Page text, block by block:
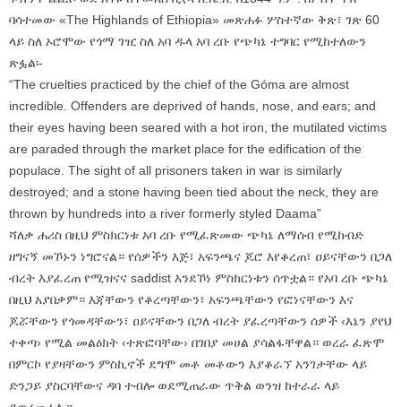
ባሳተመው «The Highlands of Ethiopia» መጽሐፉ ሦስተኛው ቅጽ፣ ገጽ 60
ላይ ስለ ኦሮሞው የጎማ ገዢ ስለ አባ ዱላ አባ ረቡ የጭካኔ ተግባር የሚከተለውን
ጽፏል፡-
“The cruelties practiced by the chief of the Góma are almost
incredible. Offenders are deprived of hands, nose, and ears; and
their eyes having been seared with a hot iron, the mutilated victims
are paraded through the market place for the edification of the
populace. The sight of all prisoners taken in war is similarly
destroyed; and a stone having been tied about the neck, they are
thrown by hundreds into a river formerly styled Daama”
ሻለቃ ሐሪስ በዚህ ምስክርነቱ አባ ረቡ የሚፈጽመው ጭካኔ ለማሰብ የሚከብድ
ዘግናኝ መኾኑን ነግሮናል። የሰዎችን እጅ፣ አፍንጫና ጆሮ እየቆረጠ፣ ዐይናቸውን በጋለ
ብረት እያፈረጠ የሚዝናና saddist እንደኾነ ምስክርነቱን ሰጥቷል። የአባ ረቡ ጭካኔ
በዚህ አያበቃም። እጃቸውን የቆረጣቸውን፣ አፍንጫቸውን የፎነናቸውን እና
ጆሯቸውን የጎመዳቸውን፣ ዐይናቸውን በጋለ ብረት ያፈረጣቸውን ሰዎች ‹እኔን ያየህ
ተቀጣ› የሚል መልዕክት ‹ተጽፎባቸው› በገበያ መሀል ያሳልፋቸዋል። ወረራ ፈጽሞ
በምርኮ የያዛቸውን ምስኪኖች ደግሞ መቶ መቶውን እያቆራኘ አንገታቸው ላይ
ድንጋይ ያስርባቸውና ዳባ ተብሎ ወደሚጠራው ጥቅል ወንዝ ከተራራ ላይ